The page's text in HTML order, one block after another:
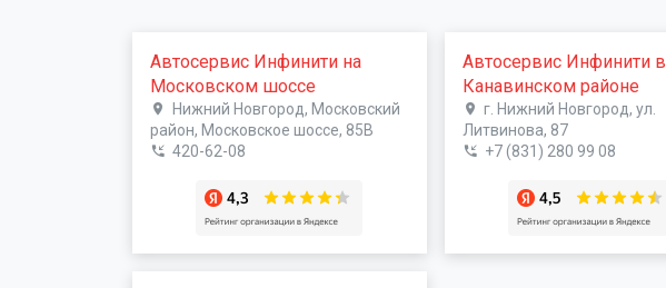
Автосервис Инфинити на
Московском шоссе
Нижний Новгород, Московский
район, Московское шоссе, 85В
420-62-08
Автосервис Инфинити в
Канавинском районе
г. Нижний Новгород, ул.
Литвинова, 87
+7 (831) 280 99 08